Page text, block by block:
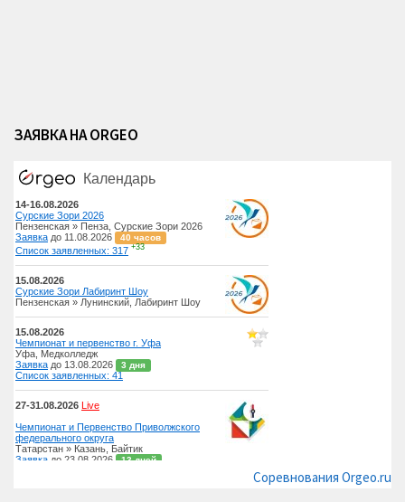
ЗАЯВКА НА ORGEO
Соревнования Orgeo.ru